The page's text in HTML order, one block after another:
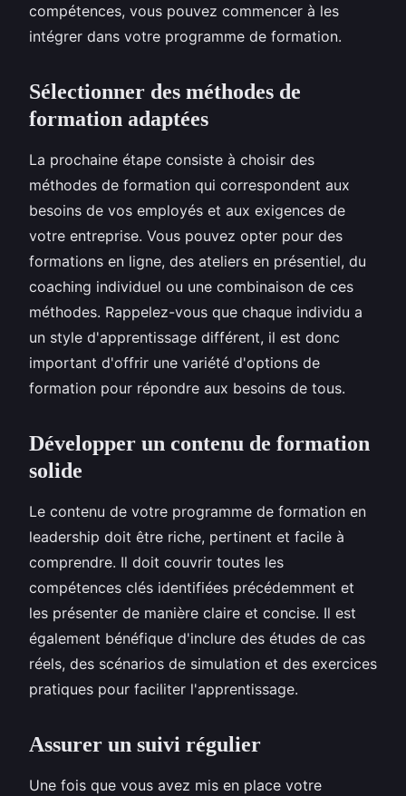
compétences, vous pouvez commencer à les
intégrer dans votre programme de formation.
Sélectionner des méthodes de
formation adaptées
La prochaine étape consiste à choisir des
méthodes de formation qui correspondent aux
besoins de vos employés et aux exigences de
votre entreprise. Vous pouvez opter pour des
formations en ligne, des ateliers en présentiel, du
coaching individuel ou une combinaison de ces
méthodes. Rappelez-vous que chaque individu a
un style d'apprentissage différent, il est donc
important d'offrir une variété d'options de
formation pour répondre aux besoins de tous.
Développer un contenu de formation
solide
Le contenu de votre programme de formation en
leadership doit être riche, pertinent et facile à
comprendre. Il doit couvrir toutes les
compétences clés identifiées précédemment et
les présenter de manière claire et concise. Il est
également bénéfique d'inclure des études de cas
réels, des scénarios de simulation et des exercices
pratiques pour faciliter l'apprentissage.
Assurer un suivi régulier
Une fois que vous avez mis en place votre